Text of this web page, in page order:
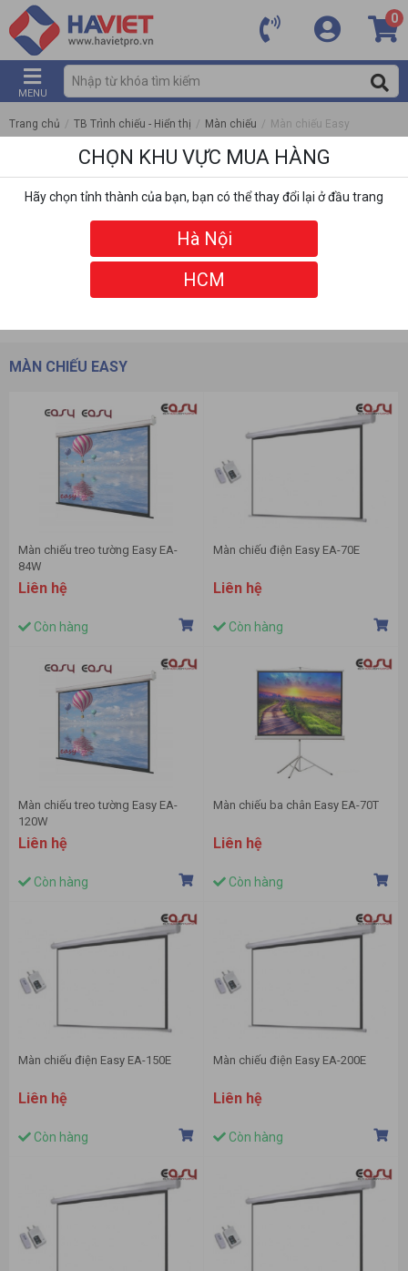
0
MENU
Trang chủ / TB Trình chiếu - Hiển thị / Màn chiếu / Màn chiếu Easy
MÀN CHIẾU EASY
Màn chiếu treo tường Easy EA-
84W
Liên hệ
Còn hàng
Màn chiếu điện Easy EA-70E
Liên hệ
Còn hàng
Màn chiếu treo tường Easy EA-
120W
Liên hệ
Còn hàng
Màn chiếu ba chân Easy EA-70T
Liên hệ
Còn hàng
Màn chiếu điện Easy EA-150E
Liên hệ
Còn hàng
Màn chiếu điện Easy EA-200E
Liên hệ
Còn hàng
CHỌN KHU VỰC MUA HÀNG
Hãy chọn tỉnh thành của bạn, bạn có thể thay đổi lại ở đầu trang
Hà Nội
HCM